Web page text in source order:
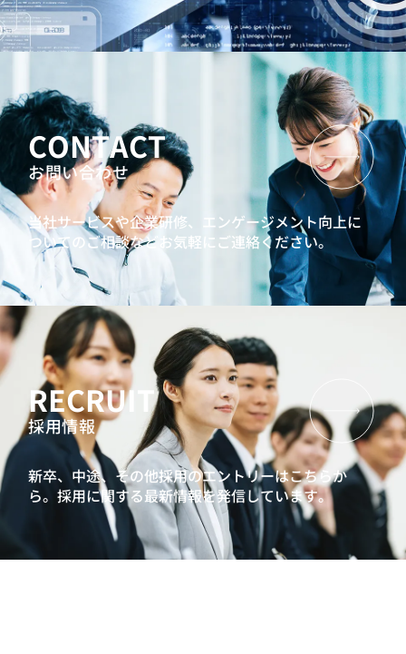
CONTACT
お問い合わせ
当社サービスや企業研修、エンゲージメント向上に
ついてのご相談などお気軽にご連絡ください。
RECRUIT
採用情報
新卒、中途、その他採用のエントリーはこちらか
ら。採用に関する最新情報を発信しています。